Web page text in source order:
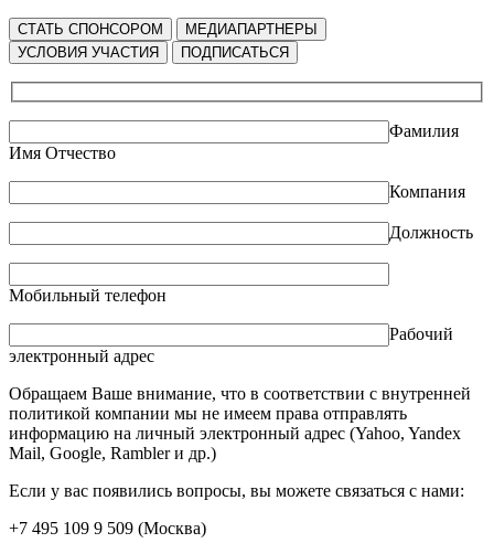
СТАТЬ СПОНСОРОМ
МЕДИАПАРТНЕРЫ
УСЛОВИЯ УЧАСТИЯ
ПОДПИСАТЬСЯ
Фамилия
Имя Отчество
Компания
Должность
Мобильный телефон
Рабочий
электронный адрес
Обращаем Ваше внимание, что в соответствии с внутренней
политикой компании мы не имеем права отправлять
информацию на личный электронный адрес (Yahoo, Yandex
Mail, Google, Rambler и др.)
Если у вас появились вопросы, вы можете связаться с нами:
+7 495 109 9 509 (Москва)